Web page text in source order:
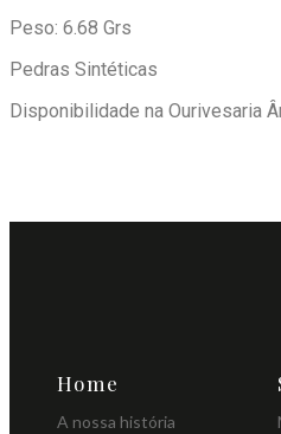
Peso: 6.68 Grs
Pedras Sintéticas
Disponibilidade na Ourivesaria
Home
A nossa história